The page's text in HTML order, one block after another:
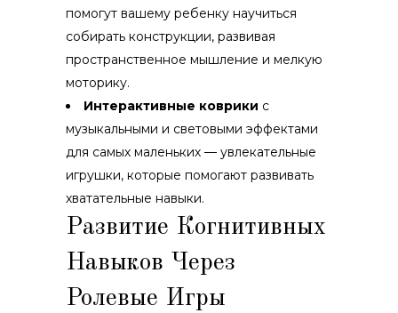
помогут вашему ребенку научиться
собирать конструкции, развивая
пространственное мышление и мелкую
моторику.
Интерактивные коврики с
музыкальными и световыми эффектами
для самых маленьких — увлекательные
игрушки, которые помогают развивать
хватательные навыки.
Развитие Когнитивных
Навыков Через
Ролевые Игры